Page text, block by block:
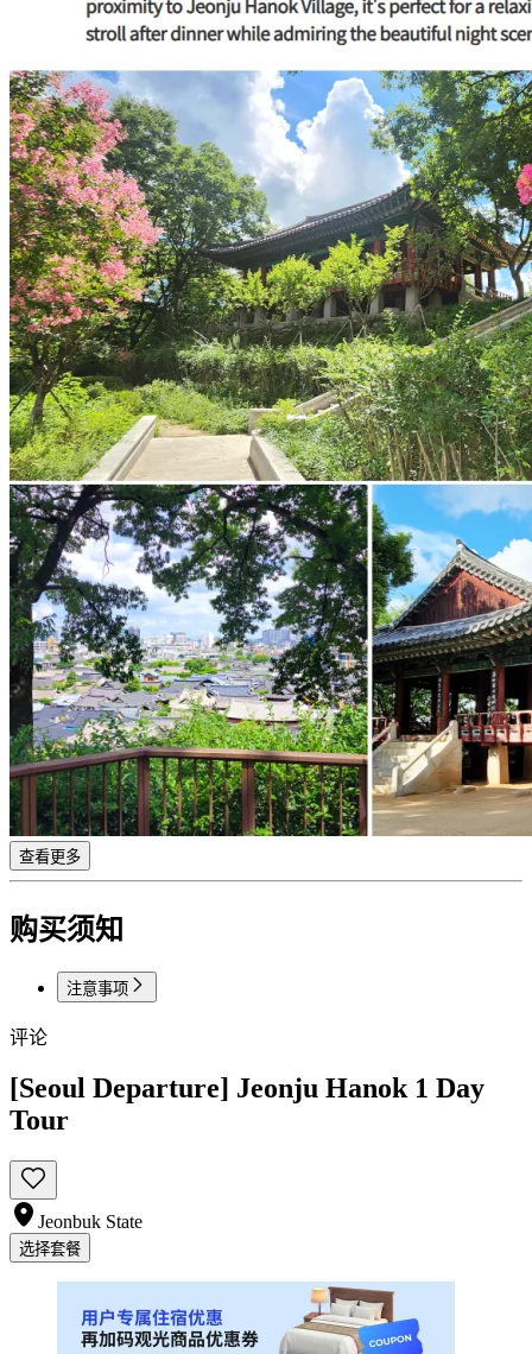
查看更多
购买须知
注意事项
评论
[Seoul Departure] Jeonju Hanok 1 Day
Tour
Jeonbuk State
选择套餐